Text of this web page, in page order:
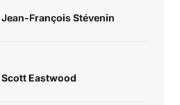
François Stévenin
Eastwood